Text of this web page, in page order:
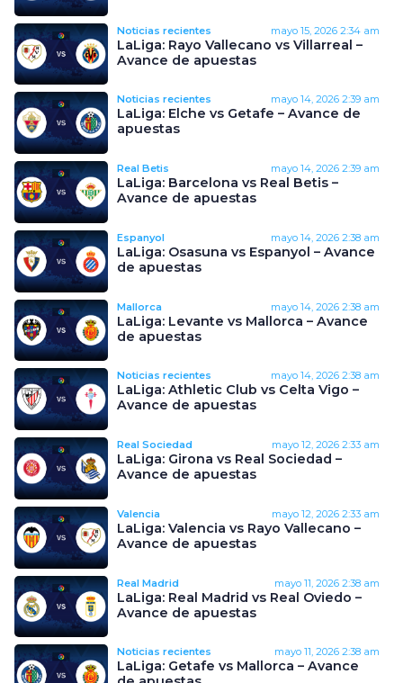
Noticias recientes mayo 15, 2026 2:34 am
LaLiga: Rayo Vallecano vs Villarreal –
Avance de apuestas
Noticias recientes mayo 14, 2026 2:39 am
LaLiga: Elche vs Getafe – Avance de
apuestas
Real Betis mayo 14, 2026 2:39 am
LaLiga: Barcelona vs Real Betis –
Avance de apuestas
Espanyol mayo 14, 2026 2:38 am
LaLiga: Osasuna vs Espanyol – Avance
de apuestas
Mallorca mayo 14, 2026 2:38 am
LaLiga: Levante vs Mallorca – Avance
de apuestas
Noticias recientes mayo 14, 2026 2:38 am
LaLiga: Athletic Club vs Celta Vigo –
Avance de apuestas
Real Sociedad mayo 12, 2026 2:33 am
LaLiga: Girona vs Real Sociedad –
Avance de apuestas
Valencia mayo 12, 2026 2:33 am
LaLiga: Valencia vs Rayo Vallecano –
Avance de apuestas
Real Madrid mayo 11, 2026 2:38 am
LaLiga: Real Madrid vs Real Oviedo –
Avance de apuestas
Noticias recientes mayo 11, 2026 2:38 am
LaLiga: Getafe vs Mallorca – Avance